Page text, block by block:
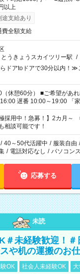
以上
支給あり
費全額支給
とうきょうスカイツリー駅 /
ドアtoドアで30分以内！≫
望があれば下記シフトもOK！
10:00～19:00 「家族と休みを合わせた
持って夕飯の準備がしたい
、ご希望を教えてくださいね。 ※W
のお仕事で希望する勤務時
合計で週40時間を超える
極採用中！急募！】2カ月～
相談可能です！
/ 40～50代活躍中 / 服装自由 /
/ 電話対応なし / パソコン
応募する
未読
＃未経験歓迎！＃
や机の運搬のお
OK 社会人未経験OK